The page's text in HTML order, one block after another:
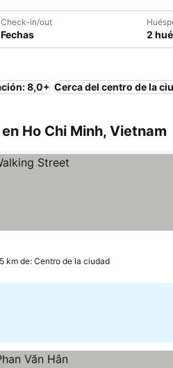
Check-in/out
Fechas 2
8,0+ Cerca del centro de la
Ho Chi Minh, Vietnam
km de: Centro de la ciudad